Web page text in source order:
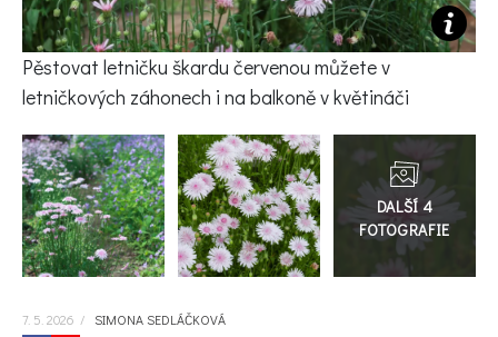
Pěstovat letničku škardu červenou můžete v
letničkových záhonech i na balkoně v květináči
Přejít
do
galerie
7. 5. 2026 / SIMONA SEDLÁČKOVÁ